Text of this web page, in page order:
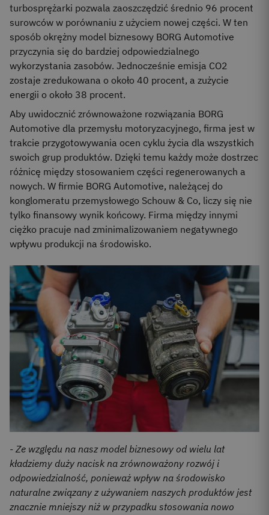
turbosprężarki pozwala zaoszczędzić średnio 96 procent
surowców w porównaniu z użyciem nowej części. W ten
sposób okrężny model biznesowy BORG Automotive
przyczynia się do bardziej odpowiedzialnego
wykorzystania zasobów. Jednocześnie emisja CO2
zostaje zredukowana o około 40 procent, a zużycie
energii o około 38 procent.
Aby uwidocznić zrównoważone rozwiązania BORG
Automotive dla przemysłu motoryzacyjnego, firma jest w
trakcie przygotowywania ocen cyklu życia dla wszystkich
swoich grup produktów. Dzięki temu każdy może dostrzec
różnicę między stosowaniem części regenerowanych a
nowych. W firmie BORG Automotive, należącej do
konglomeratu przemysłowego Schouw & Co, liczy się nie
tylko finansowy wynik końcowy. Firma między innymi
ciężko pracuje nad zminimalizowaniem negatywnego
wpływu produkcji na środowisko.
- Ze względu na nasz model biznesowy od wielu lat
kładziemy duży nacisk na zrównoważony rozwój i
odpowiedzialność, ponieważ wpływ na środowisko
naturalne związany z używaniem naszych produktów jest
znacznie mniejszy niż w przypadku stosowania nowo